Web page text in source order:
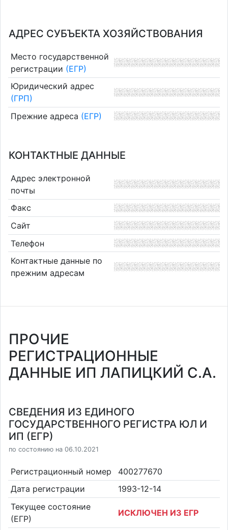
АДРЕС СУБЪЕКТА ХОЗЯЙСТВОВАНИЯ
Место государственной
регистрации (ЕГР)
Юридический адрес
(ГРП)
Прежние адреса (ЕГР)
КОНТАКТНЫЕ ДАННЫЕ
Адрес электронной
почты
Факс
Сайт
Телефон
Контактные данные по
прежним адресам
ПРОЧИЕ
РЕГИСТРАЦИОННЫЕ
ДАННЫЕ ИП ЛАПИЦКИЙ С.А.
СВЕДЕНИЯ ИЗ ЕДИНОГО
ГОСУДАРСТВЕННОГО РЕГИСТРА ЮЛ И
ИП (ЕГР)
по состоянию на 06.10.2021
Регистрационный номер
400277670
Дата регистрации
1993-12-14
Текущее состояние
(ЕГР)
ИСКЛЮЧЕН ИЗ ЕГР